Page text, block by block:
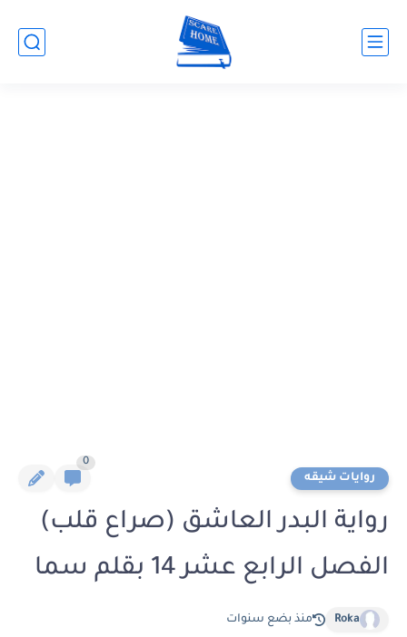
روايات شيقه
0
رواية البدر العاشق (صراع قلب)
الفصل الرابع عشر 14 بقلم سما
Roka منذ بضع سنوات